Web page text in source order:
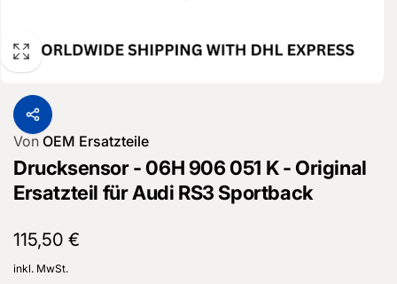
Von OEM Ersatzteile
Drucksensor - 06H 906 051 K - Original
Ersatzteil für Audi RS3 Sportback
Normaler
Preis
115,50 €
inkl. MwSt.